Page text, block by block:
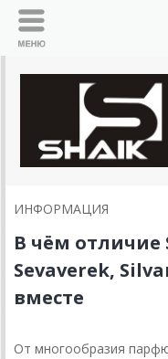
ИНФОРМАЦИЯ
В чём отличие
Sevaverek,
вместе
От многообразия